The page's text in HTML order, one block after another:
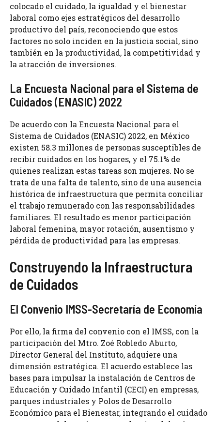
colocado el cuidado, la igualdad y el bienestar
laboral como ejes estratégicos del desarrollo
productivo del país, reconociendo que estos
factores no solo inciden en la justicia social, sino
también en la productividad, la competitividad y
la atracción de inversiones.
La Encuesta Nacional para el Sistema de
Cuidados (ENASIC) 2022
De acuerdo con la Encuesta Nacional para el
Sistema de Cuidados (ENASIC) 2022, en México
existen 58.3 millones de personas susceptibles de
recibir cuidados en los hogares, y el 75.1% de
quienes realizan estas tareas son mujeres. No se
trata de una falta de talento, sino de una ausencia
histórica de infraestructura que permita conciliar
el trabajo remunerado con las responsabilidades
familiares. El resultado es menor participación
laboral femenina, mayor rotación, ausentismo y
pérdida de productividad para las empresas.
Construyendo la Infraestructura
de Cuidados
El Convenio IMSS-Secretaría de Economía
Por ello, la firma del convenio con el IMSS, con la
participación del Mtro. Zoé Robledo Aburto,
Director General del Instituto, adquiere una
dimensión estratégica. El acuerdo establece las
bases para impulsar la instalación de Centros de
Educación y Cuidado Infantil (CECI) en empresas,
parques industriales y Polos de Desarrollo
Económico para el Bienestar, integrando el cuidado